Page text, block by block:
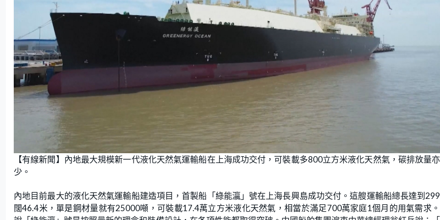
【有線新聞】內地最大規模新一代液化天然氣運輸船在上海成功交付，可裝載多800立方米液化天然氣，碳排放量
少。
內地目前最大的液化天然氣運輸船建造項目，首製船「綠能瀛」號在上海長興島成功交付。這艘運輸船總長達到
闊46.4米，單是鋼材量就有25000噸，可裝載17.4萬立方米液化天然氣，相當於滿足700萬家庭1個月的用氣需求